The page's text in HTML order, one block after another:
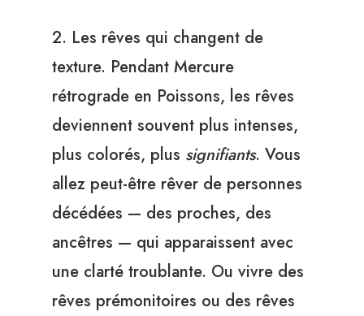
2. Les rêves qui changent de
texture. Pendant Mercure
rétrograde en Poissons, les rêves
deviennent souvent plus intenses,
plus colorés, plus signifiants. Vous
allez peut-être rêver de personnes
décédées — des proches, des
ancêtres — qui apparaissent avec
une clarté troublante. Ou vivre des
rêves prémonitoires ou des rêves